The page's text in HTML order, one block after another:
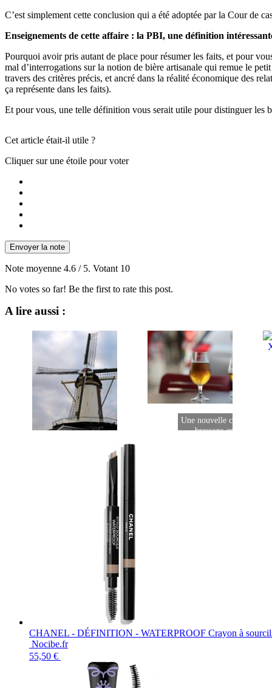
C’est simplement cette conclusion qui a été adoptée par la Cour de
Enseignements de cette affaire : la PBI, une définition
Pourquoi avoir pris autant de place pour résumer les faits, et pour
mal d’interrogations sur la notion de bière artisanale qui remue le
travers des critères précis, et ancré dans la réalité économique des
ça représente dans les faits).
Et pour vous, une telle définition vous serait utile pour distinguer les
Cet article était-il utile ?
Cliquer sur une étoile pour voter
Envoyer la note
Note moyenne 4.6 / 5. Votant 10
No votes so far! Be the first to rate this post.
A lire aussi :
De Molen vend 35% à Bavaria
Une nouvelle circulaire
brassage amateur
CHANEL - DÉFINITION - WATERPROOF Crayon à
Nocibe.fr
55,50 €